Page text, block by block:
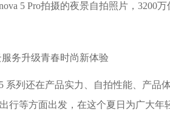
5 Pro拍摄的夜景自拍照片，3200
系列还在产品实力、自拍性能、产品
行等方面出发，在这个夏日为广大年